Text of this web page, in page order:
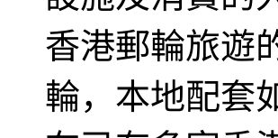
香港郵輪旅遊
輪，本地配套